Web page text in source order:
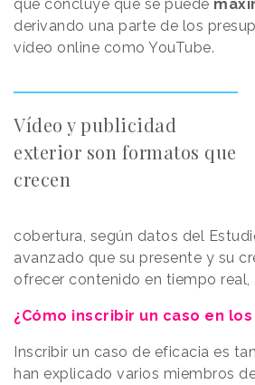
que concluye que se puede
derivando una parte de los
vídeo online como YouTube.
Vídeo y publicidad
exterior son formatos que
crecen
cobertura, según datos del
avanzado que su presente y su
ofrecer contenido en tiempo
¿Cómo inscribir un caso en
Inscribir un caso de eficacia es
han explicado varios miembros